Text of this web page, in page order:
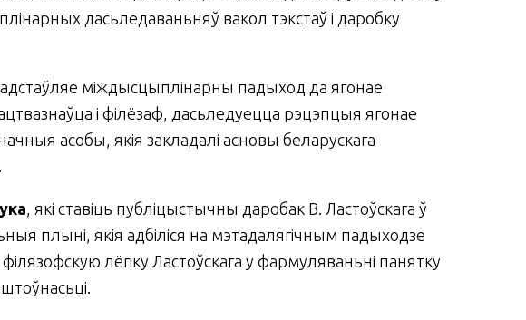
дасьледаваньняў вакол тэкстаў і даробку
міждысцыплінарны падыход да ягонае
і філёзаф, дасьледуецца рэцэпцыя ягонае
асобы, якія закладалі асновы беларускага
, які ставіць публіцыстычны даробак В. Ластоўскага ў
плыні, якія адбіліся на мэтадалягічным падыходзе
лёгіку Ластоўскага у фармуляваньні панятку